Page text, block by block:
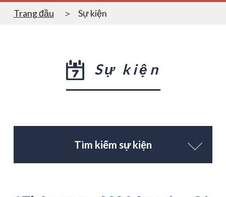
Trang đầu Sự kiện
Sự kiện
Tìm kiếm sự kiện